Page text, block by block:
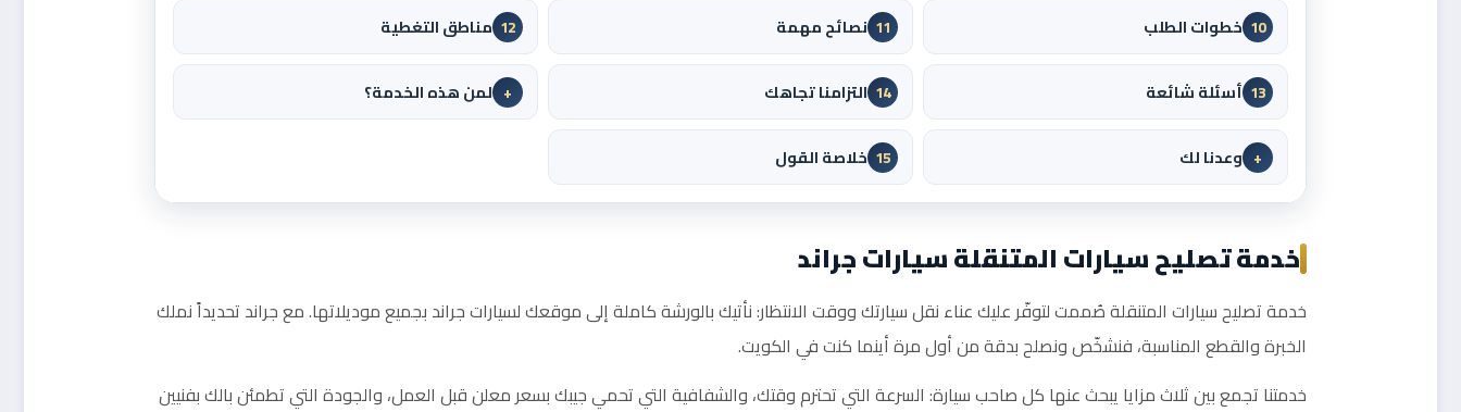
10 خطوات الطلب 11 نصائح مهمة 12 مناطق التغطية
13 أسئلة شائعة 14 التزامنا تجاهك + لمن هذه الخدمة؟
+ وعدنا لك 15 خلاصة القول
خدمة تصليح سيارات المتنقلة سيارات جراند
خدمة تصليح سيارات المتنقلة صُممت لتوفّر عليك عناء نقل سيارتك ووقت الانتظار: نأتيك بالورشة كاملة إلى موقعك لسيارات جراند بجميع موديلاتها. مع جراند تحديداً نملك
الخبرة والقطع المناسبة، فنشخّص ونصلح بدقة من أول مرة أينما كنت في الكويت.
خدمتنا تجمع بين ثلاث مزايا يبحث عنها كل صاحب سيارة: السرعة التي تحترم وقتك، والشفافية التي تحمي جيبك بسعر معلن قبل العمل، والجودة التي تطمئن بالك بفنيين